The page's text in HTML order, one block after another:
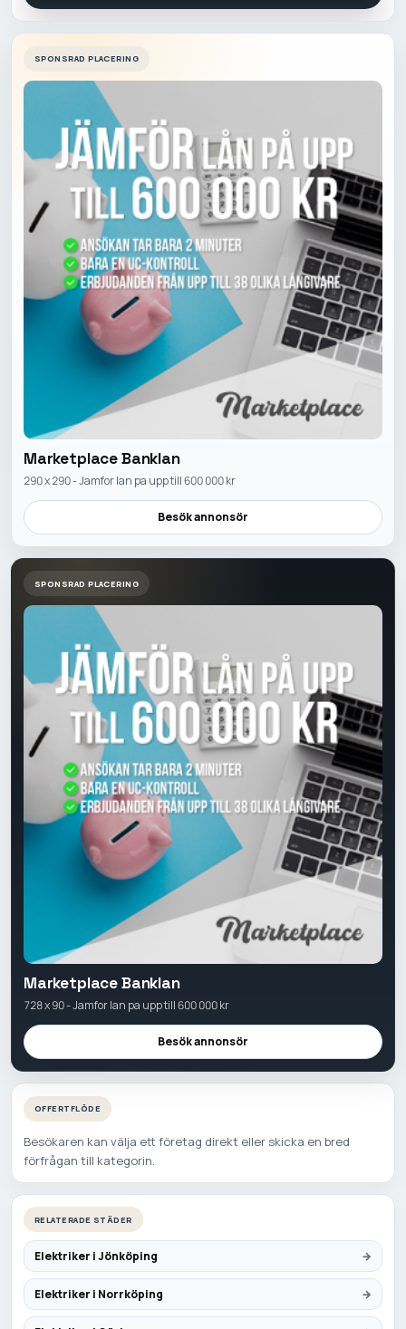
SPONSRAD PLACERING
Marketplace Banklan
290 x 290 - Jamfor lan pa upp till 600 000 kr
Besök annonsör
SPONSRAD PLACERING
Marketplace Banklan
728 x 90 - Jamfor lan pa upp till 600 000 kr
Besök annonsör
OFFERTFLÖDE
Besökaren kan välja ett företag direkt eller skicka en bred
förfrågan till kategorin.
RELATERADE STÄDER
Elektriker i Jönköping
Elektriker i Norrköping